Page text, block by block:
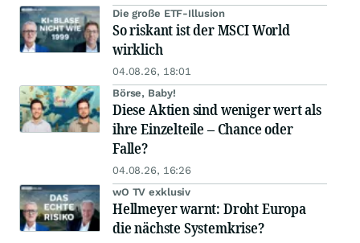
Die große ETF-Illusion
So riskant ist der MSCI World
wirklich
04.08.26, 18:01
Börse, Baby!
Diese Aktien sind weniger wert als
ihre Einzelteile – Chance oder
Falle?
04.08.26, 16:26
wO TV exklusiv
Hellmeyer warnt: Droht Europa
die nächste Systemkrise?